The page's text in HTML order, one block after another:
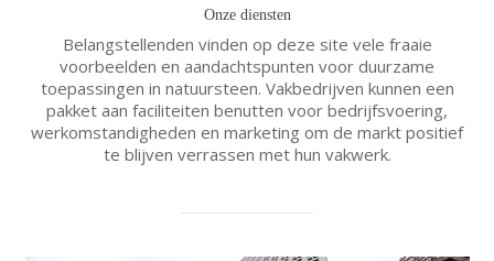
Onze diensten
Belangstellenden vinden op deze site vele fraaie
voorbeelden en aandachtspunten voor duurzame
toepassingen in natuursteen. Vakbedrijven kunnen een
pakket aan faciliteiten benutten voor bedrijfsvoering,
werkomstandigheden en marketing om de markt positief
te blijven verrassen met hun vakwerk.